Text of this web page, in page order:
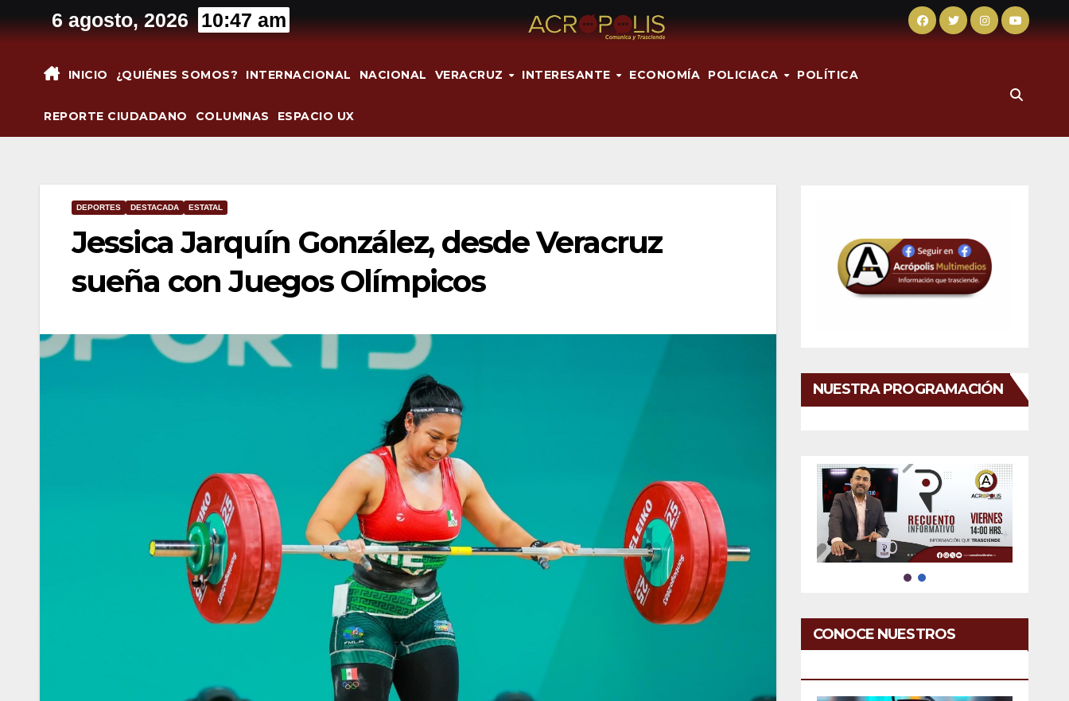
al
6 agosto, 2026 10:47 am
INICIO ¿QUIÉNES SOMOS? INTERNACIONAL NACIONAL VERACRUZ INTERESANTE ECONOMÍA POLICIACA POLÍTICA
REPORTE CIUDADANO COLUMNAS ESPACIO UX
DEPORTES DESTACADA ESTATAL
Jessica Jarquín González, desde Veracruz
sueña con Juegos Olímpicos
NUESTRA PROGRAMACIÓN
CONOCE NUESTROS